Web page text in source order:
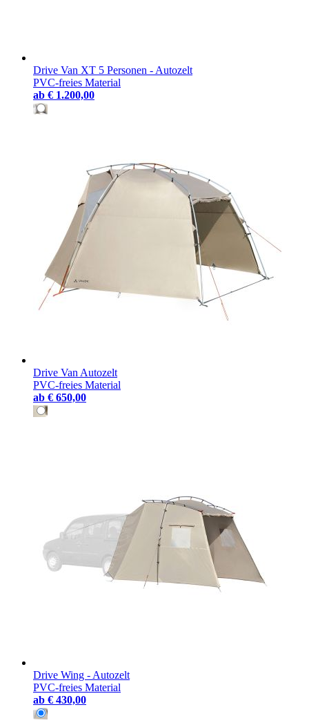
Drive Van XT 5 Personen - Autozelt
PVC-freies Material
ab € 1.200,00
Drive Van Autozelt
PVC-freies Material
ab € 650,00
Drive Wing - Autozelt
PVC-freies Material
ab € 430,00